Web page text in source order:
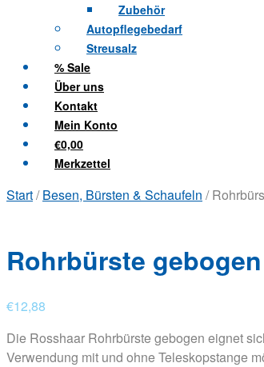
Zubehör
Autopflegebedarf
Streusalz
% Sale
Über uns
Kontakt
Mein Konto
€0,00
Merkzettel
Start/Besen, Bürsten & Schaufeln /
Rohrbürste gebogen
€12,88
Die Rosshaar Rohrbürste gebogen eignet
Verwendung mit und ohne Teleskopstange